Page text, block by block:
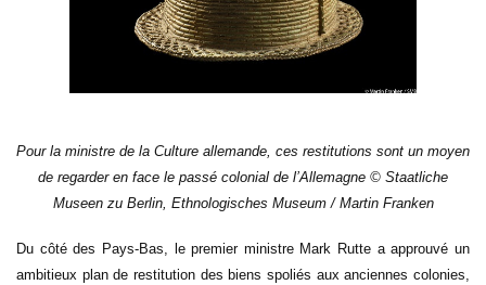
Pour la ministre de la Culture allemande, ces restitutions sont un moyen
de regarder en face le passé colonial de l’Allemagne © Staatliche
Museen zu Berlin, Ethnologisches Museum / Martin Franken
Du côté des Pays-Bas, le premier ministre Mark Rutte a approuvé un
ambitieux plan de restitution des biens spoliés aux anciennes colonies,